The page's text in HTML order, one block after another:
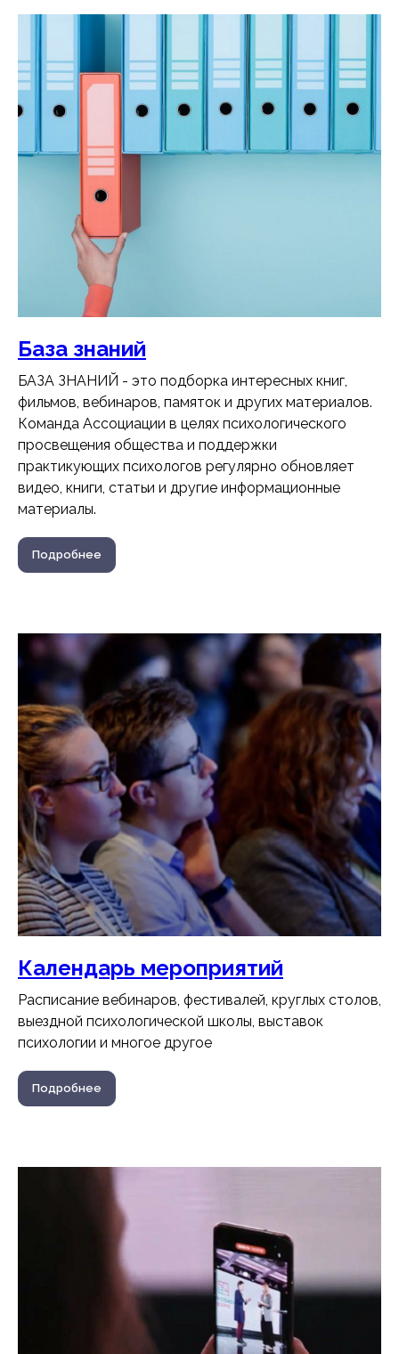
База знаний
БАЗА ЗНАНИЙ - это подборка интересных книг,
фильмов, вебинаров, памяток и других материалов.
Команда Ассоциации в целях психологического
просвещения общества и поддержки
практикующих психологов регулярно обновляет
видео, книги, статьи и другие информационные
материалы.
Подробнее
Календарь мероприятий
Расписание вебинаров, фестивалей, круглых столов,
выездной психологической школы, выставок
психологии и многое другое
Подробнее